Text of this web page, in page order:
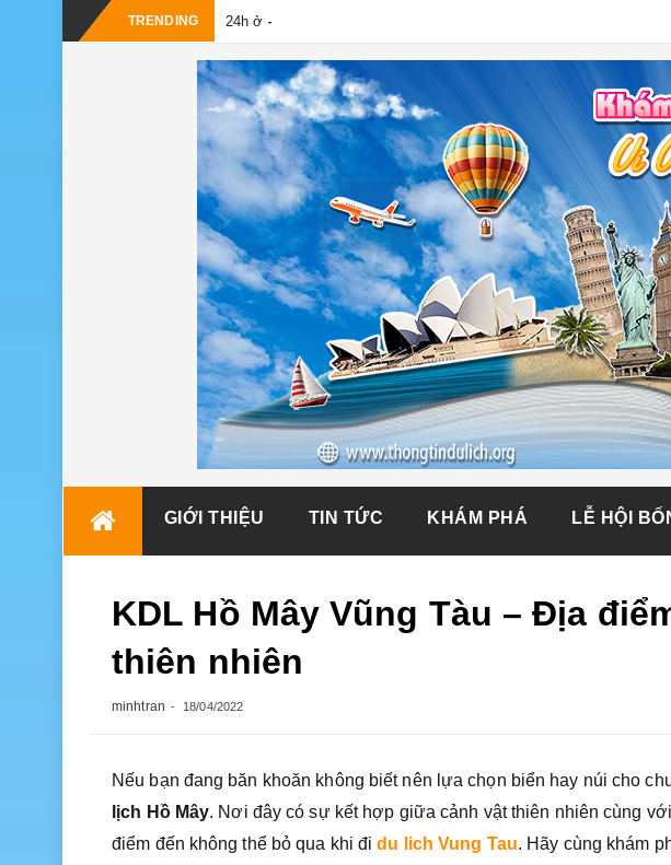
TRENDING 24h ở Thụy Sĩ nên đi đâu, chơi gì?
GIỚI THIỆU TIN TỨC KHÁM PHÁ LỄ HỘI
KDL Hồ Mây Vũng Tàu – Địa
thiên nhiên
minhtran 18/04/2022
Nếu bạn đang băn khoăn không biết nên lựa chọn biển hay núi cho
lịch Hồ Mây. Nơi đây có sự kết hợp giữa cảnh vật thiên nhiên cùng
điểm đến không thể bỏ qua khi đidu lich Vung Tau. Hãy cùng khám